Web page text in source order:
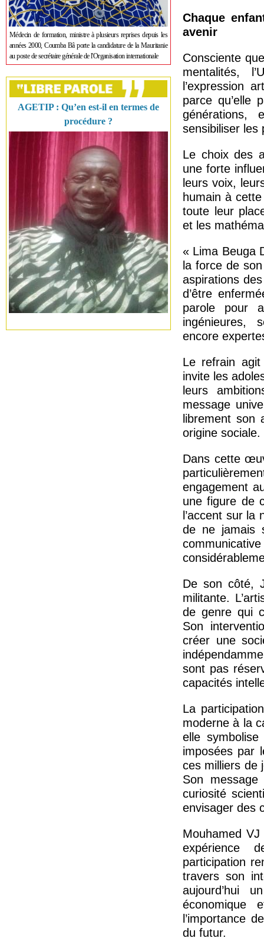
Médecin de formation, ministre à plusieurs reprises depuis les
années 2000, Coumba Bâ porte la candidature de la Mauritanie
au poste de secrétaire générale de l'Organisation internationale
AGETIP : Qu’en est-il en termes de
procédure ?
Chaque
avenir
Consciente
mentalités,
l’expression
parce qu’elle
générations,
sensibiliser les
Le choix des
une forte
leurs voix,
humain à
toute leur
et les
« Lima Beuga
la force de
aspirations
d’être
parole pour
ingénieures,
encore
Le refrain
invite les
leurs
message
librement son
origine sociale.
Dans cette
engagement
une figure de
l’accent sur
de ne jamais
De son côté,
militante.
de genre qui
Son
créer une
sont pas
capacités
La
moderne à la
elle
imposées par
ces milliers de
Son
curiosité
envisager des
Mouhamed
expérience
participation
travers son
aujourd’hui
économique
l’importance
du futur.